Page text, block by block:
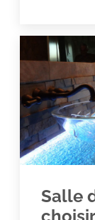
Salle